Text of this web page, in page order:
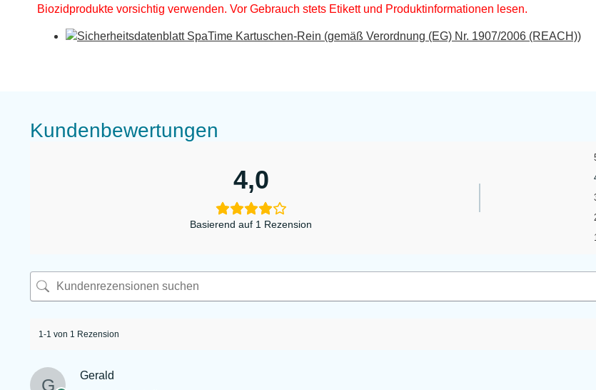
Biozidprodukte vorsichtig verwenden. Vor Gebrauch stets Etikett und Produktinformationen lesen.
Sicherheitsdatenblatt SpaTime Kartuschen-Rein (gemäß Verordnung (EG) Nr. 1907/2006 (REACH))
Kundenbewertungen
4,0
Basierend auf 1 Rezension
1-1 von 1 Rezension
Gerald